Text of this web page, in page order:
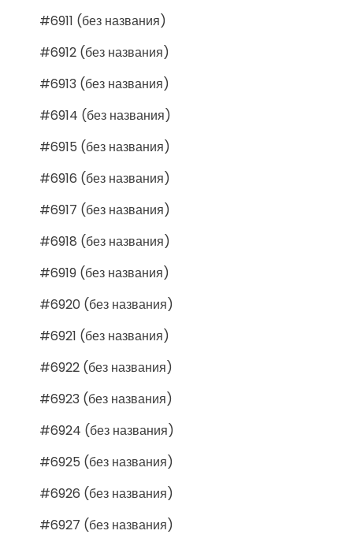
#6911 (без названия)
#6912 (без названия)
#6913 (без названия)
#6914 (без названия)
#6915 (без названия)
#6916 (без названия)
#6917 (без названия)
#6918 (без названия)
#6919 (без названия)
#6920 (без названия)
#6921 (без названия)
#6922 (без названия)
#6923 (без названия)
#6924 (без названия)
#6925 (без названия)
#6926 (без названия)
#6927 (без названия)